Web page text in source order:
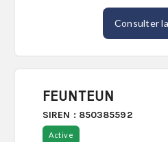
Consulter
FEUNTEUN
SIREN : 850385592
Active